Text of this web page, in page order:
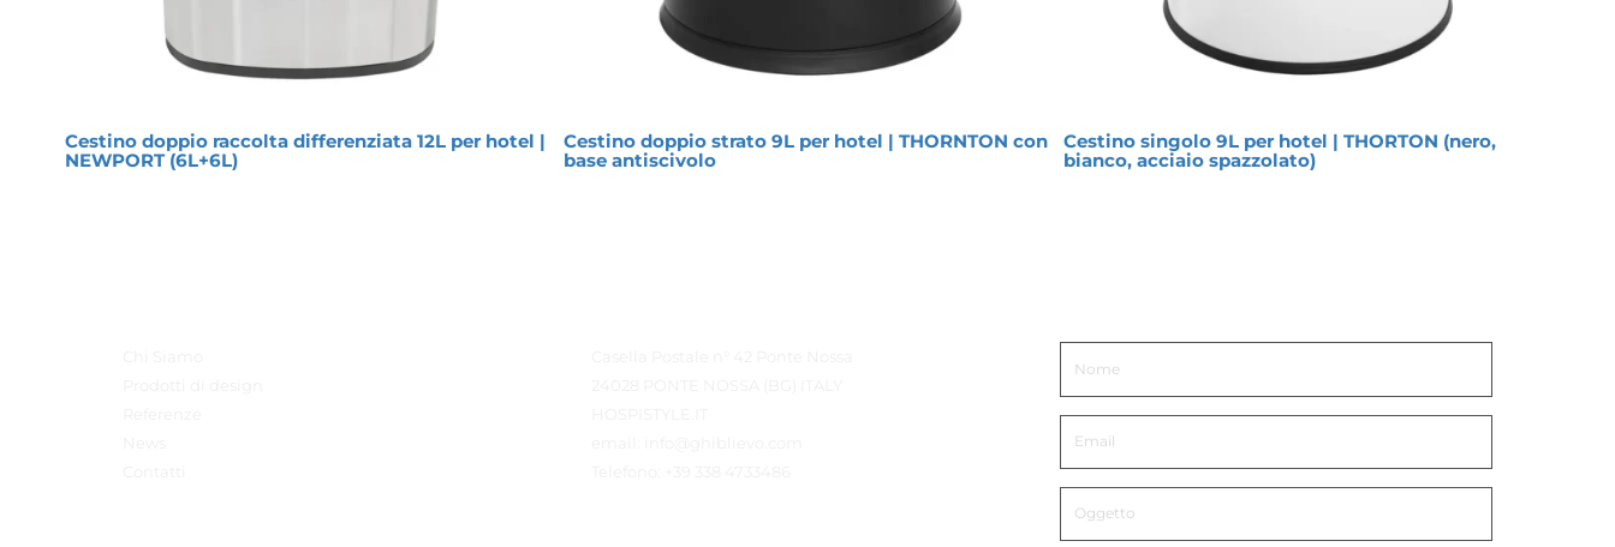
Cestino doppio raccolta differenziata 12L per hotel |
NEWPORT (6L+6L)
Cestino doppio strato 9L per hotel | THORNTON con
base antiscivolo
Cestino singolo 9L per hotel | THORTON (nero,
bianco, acciaio spazzolato)